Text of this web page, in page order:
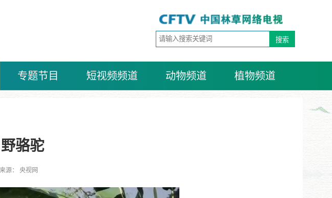
专题节目 短视频频道 动物频道 植物频道
骆驼
源： 央视网